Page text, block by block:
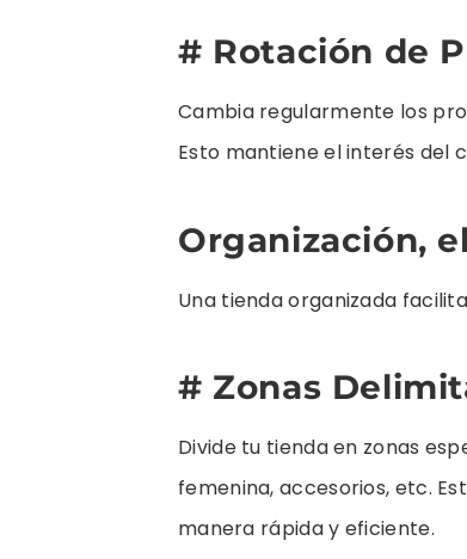
# Rotación de
Cambia regularmente los
Esto mantiene el interés del
Organización,
Una tienda organizada
# Zonas
Divide tu tienda en zonas
femenina, accesorios, etc.
manera rápida y eficiente.